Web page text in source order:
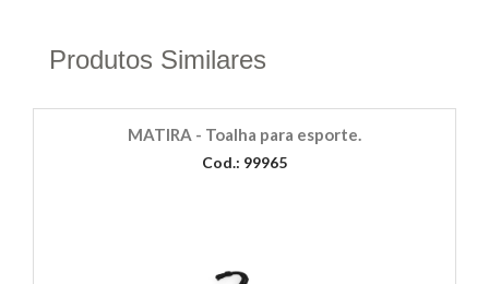
Produtos Similares
MATIRA - Toalha para esporte.
Cod.: 99965